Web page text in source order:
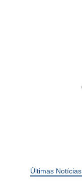
Últimas Notícias